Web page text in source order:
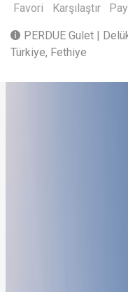
Favori Karşılaştır
PERDUE Gulet |
Türkiye, Fethiye